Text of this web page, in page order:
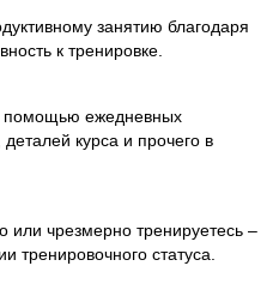
занятию благодаря
к тренировке.
помощью ежедневных
курса и прочего в
или чрезмерно тренируетесь –
тренировочного статуса.